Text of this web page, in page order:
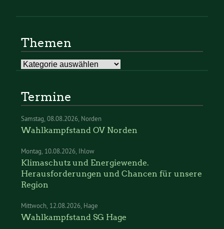
Themen
Themen
Termine
Samstag 08.08.2026 Norden
Wahlkampfstand OV Norden
Montag 10.08.2026 Ihlow
Klimaschutz und Energiewende.
Herausforderungen und Chancen für unsere
Region
Mittwoch 12.08.2026 Hage
Wahlkampfstand SG Hage